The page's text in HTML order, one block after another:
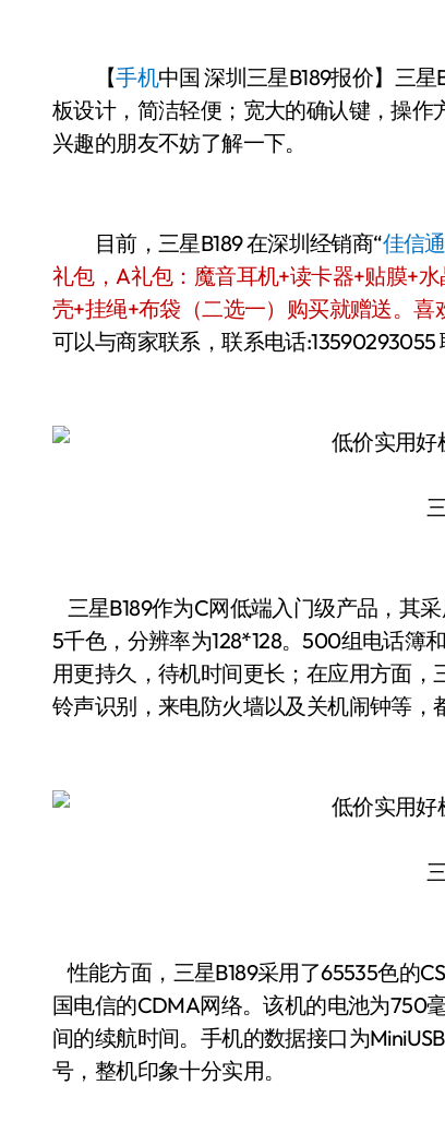
【手机中国 深圳三星B189报价】三
板设计，简洁轻便；宽大的确认键，操
兴趣的朋友不妨了解一下。
目前，三星B189 在深圳经销商“佳信
礼包，A礼包：魔音耳机+读卡器+贴膜+
壳+挂绳+布袋（二选一）购买就赠送。喜
可以与商家联系，联系电话:13590293055
三星B189作为C网低端入门级产品，其
5千色，分辨率为128*128。500组电话簿
用更持久，待机时间更长；在应用方面，
铃声识别，来电防火墙以及关机闹钟等，
性能方面，三星B189采用了65535色的
国电信的CDMA网络。该机的电池为750
间的续航时间。手机的数据接口为
号，整机印象十分实用。